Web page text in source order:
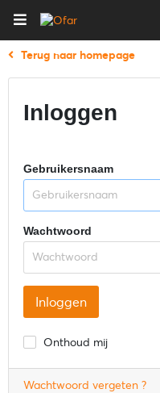
Terug naar homepage
Inloggen
Gebruikersnaam
Wachtwoord
Onthoud mij
Wachtwoord vergeten ?